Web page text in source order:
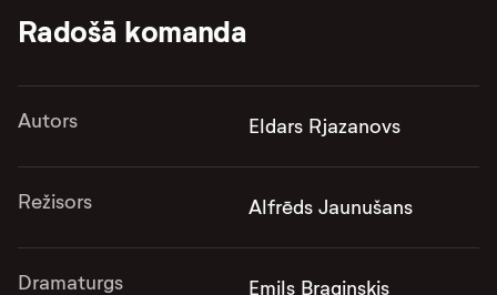
Radošā komanda
Autors Eldars Rjazanovs
Režisors Alfrēds Jaunušans
Dramaturgs Emils Braginskis